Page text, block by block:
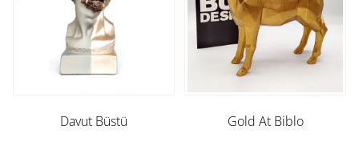
Davut Büstü Gold At Biblo